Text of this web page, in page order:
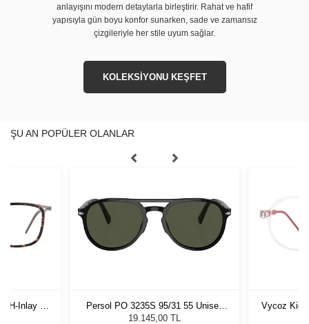
anlayışını modern detaylarla birleştirir. Rahat ve hafif
yapısıyla gün boyu konfor sunarken, sade ve zamansız
çizgileriyle her stile uyum sağlar.
KOLEKSİYONU KEŞFET
ŞU AN POPÜLER OLANLAR
H-Inlay 53-
Persol PO 3235S 95/31 55 Unisex
Güneş Gözlüğü
19.145,00 TL
Vycoz Kids